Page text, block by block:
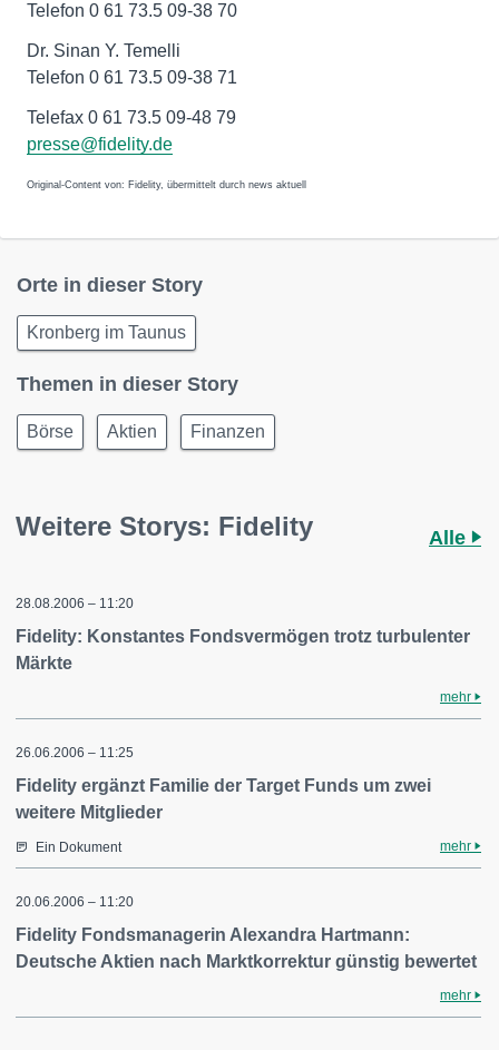
Telefon 0 61 73.5 09-38 70
Dr. Sinan Y. Temelli
Telefon 0 61 73.5 09-38 71
presse@fidelity.de
Original-Content von: Fidelity, übermittelt durch news aktuell
Orte in dieser Story
Kronberg im Taunus
Themen in dieser Story
Börse Aktien Finanzen
Weitere Storys: Fidelity Alle
28.08.2006 – 11:20
Fidelity: Konstantes Fondsvermögen trotz turbulenter
Märkte
mehr
26.06.2006 – 11:25
Fidelity ergänzt Familie der Target Funds um zwei
weitere Mitglieder
Ein Dokument mehr
20.06.2006 – 11:20
Fidelity Fondsmanagerin Alexandra Hartmann:
Deutsche Aktien nach Marktkorrektur günstig bewertet
mehr